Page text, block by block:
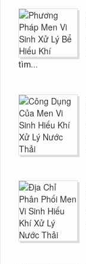
tìm...